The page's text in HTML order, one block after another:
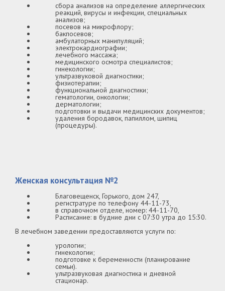
сбора анализов на определение аллергических
реакций, вирусы и инфекции, специальных
анализов;
посевов на микрофлору;
бакпосевов;
амбулаторных манипуляций;
электрокардиографии;
лечебного массажа;
медицинского осмотра специалистов;
гинекологии;
ультразвуковой диагностики;
физиотерапии;
функциональной диагностики;
гематологии, онкологии;
дерматологии;
подготовки и выдачи медицинских документов;
удаления бородавок, папиллом, шипиц
(процедуры).
Женская консультация №2
Благовещенск, Горького, дом 247,
регистратуре по телефону 44-11-73,
в справочном отделе, номер: 44-11-70,
Расписание: в будние дни с 07:30 утра до 15:30.
В лечебном заведении предоставляются услуги по:
урологии;
гинекологии;
подготовке к беременности (планирование
семьи).
ультразвуковая диагностика и дневной
стационар.